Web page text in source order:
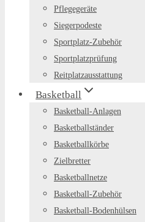
Pflegegeräte
Siegerpodeste
Sportplatz-Zubehör
Sportplatzprüfung
Reitplatzausstattung
Basketball
Basketball-Anlagen
Basketballständer
Basketballkörbe
Zielbretter
Basketballnetze
Basketball-Zubehör
Basketball-Bodenhülsen